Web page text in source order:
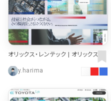
オリックス・レンテック | オリックス・レ
ンテック株式会社｜新卒・キャリア採
用情報 | ORIX Rentec Corporation
y.harima